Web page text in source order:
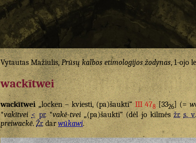
Vytautas Mažiulis,Prūsų kalbos etimologijos žodynas, 1-ojo
wackītwei
wackītwei„locken – kviesti, (pa)šaukti“III 478[3326] (=
*vakītvei < pr.*vakē-tvei„(pa)šaukti“ (dėl jo kilmėsžr. s. v.
preiwackē.Žr.darwūkawi.